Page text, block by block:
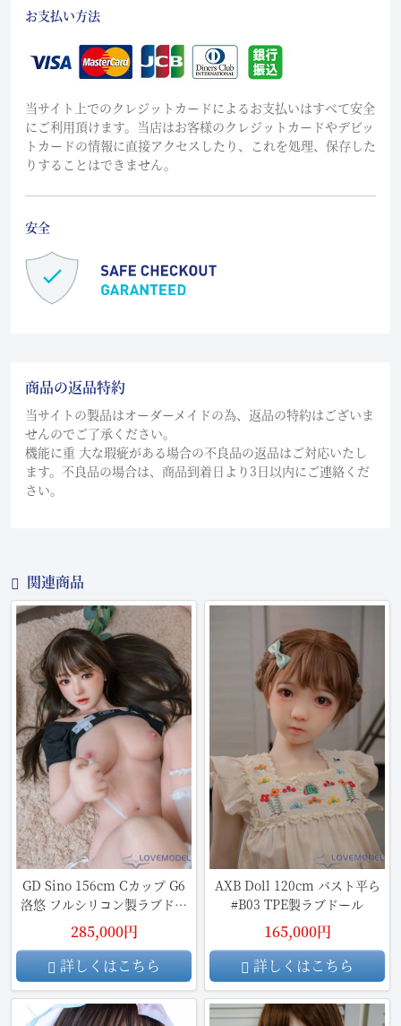
お支払い方法
当サイト上でのクレジットカードによるお支払いはすべて安全
にご利用頂けます。当店はお客様のクレジットカードやデビッ
トカードの情報に直接アクセスしたり、これを処理、保存した
りすることはできません。
安全
商品の返品特約
当サイトの製品はオーダーメイドの為、返品の特約はございま
せんのでご了承ください。
機能に重 大な瑕疵がある場合の不良品の返品はご対応いたし
ます。不良品の場合は、商品到着日より3日以内にご連絡くだ
さい。
関連商品
GD Sino 156cm Cカップ G6
洛悠 フルシリコン製ラブドー
ル
285,000円
詳しくはこちら
AXB Doll 120cm バスト平ら
#B03 TPE製ラブドール
165,000円
詳しくはこちら